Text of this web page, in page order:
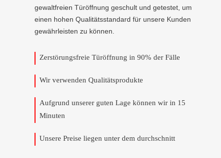
gewaltfreien Türöffnung geschult und getestet, um
einen hohen Qualitätsstandard für unsere Kunden
gewährleisten zu können.
Zerstörungsfreie Türöffnung in 90% der Fälle
Wir verwenden Qualitätsprodukte
Aufgrund unserer guten Lage können wir in 15
Minuten
Unsere Preise liegen unter dem durchschnitt